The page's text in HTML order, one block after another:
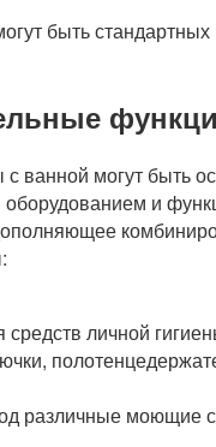
быть
ванной могут быть
и
средств личной
различные моющие